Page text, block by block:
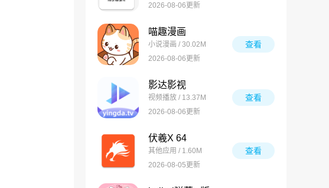
2026-08-06更新
喵趣漫画
小说漫画 / 30.02M
2026-08-06更新
查看
影达影视
视频播放 / 13.37M
2026-08-06更新
查看
伏羲X 64
其他应用 / 1.60M
2026-08-05更新
查看